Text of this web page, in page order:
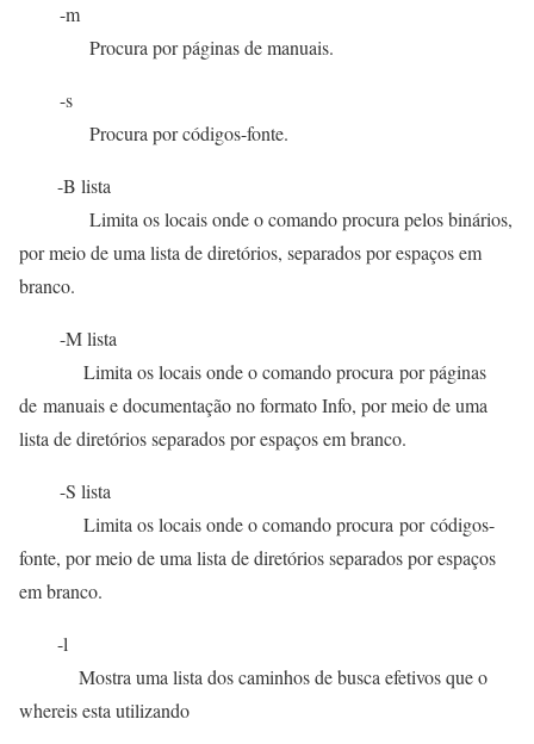
-m
Procura por páginas de manuais.
-s
Procura por códigos-fonte.
-B lista
Limita os locais onde o comando procura pelos binários,
por meio de uma lista de diretórios, separados por espaços em
branco.
-M lista
Limita os locais onde o comando procura por páginas
de manuais e documentação no formato Info, por meio de uma
lista de diretórios separados por espaços em branco.
-S lista
Limita os locais onde o comando procura por códigos-
fonte, por meio de uma lista de diretórios separados por espaços
em branco.
-l
Mostra uma lista dos caminhos de busca efetivos que o
whereis esta utilizando